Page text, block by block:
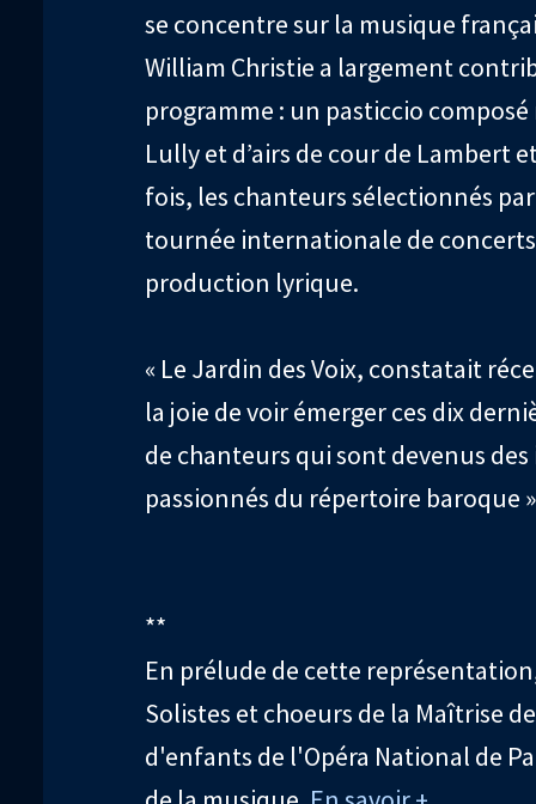
se concentre sur la musique
William Christie a largement
programme : un pasticcio
Lully et d’airs de cour de Lambert
fois, les chanteurs sélectionnés
tournée internationale de
production lyrique.
« Le Jardin des Voix, constatait
la joie de voir émerger ces dix
de chanteurs qui sont devenus
passionnés du répertoire baroque
**
En prélude de cette
Solistes et choeurs de la Maîtrise
d'enfants de l'Opéra National de